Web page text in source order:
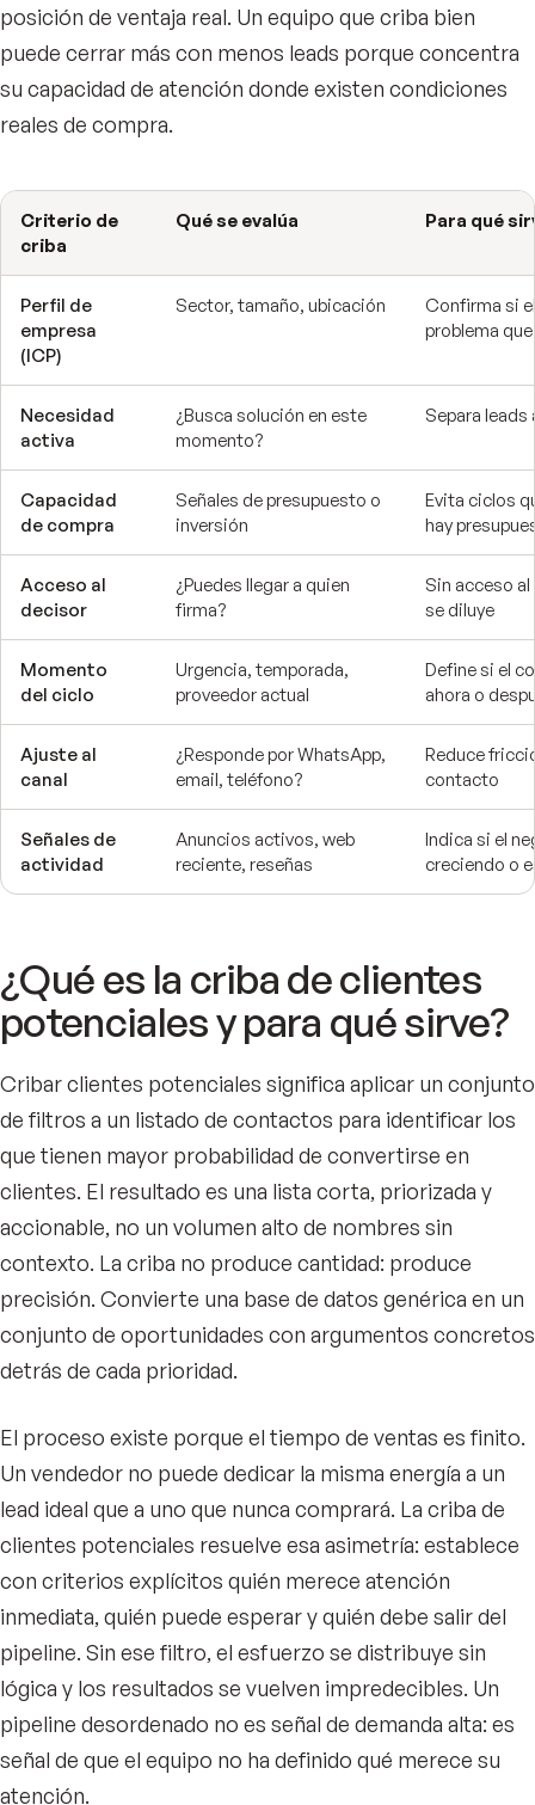
posición de ventaja real. Un equipo que criba bien
puede cerrar más con menos leads porque concentra
su capacidad de atención donde existen condiciones
reales de compra.
Criterio de
criba
Qué se evalúa Para qué
Perfil de
empresa
(ICP)
Sector, tamaño, ubicación
Confirma si
problema
Necesidad
activa
¿Busca solución en este
momento?
Separa
Capacidad
de compra
Señales de presupuesto o
inversión
Evita ciclos
hay
Acceso al
decisor
¿Puedes llegar a quien
firma?
Sin acceso
se diluye
Momento
del ciclo
Urgencia, temporada,
proveedor actual
Define si el
ahora o
Ajuste al
canal
¿Responde por WhatsApp,
email, teléfono?
Reduce
contacto
Señales de
actividad
Anuncios activos, web
reciente, reseñas
Indica si el
creciendo o
¿Qué es la criba de clientes
potenciales y para qué sirve?
Cribar clientes potenciales significa aplicar un conjunto
de filtros a un listado de contactos para identificar los
que tienen mayor probabilidad de convertirse en
clientes. El resultado es una lista corta, priorizada y
accionable, no un volumen alto de nombres sin
contexto. La criba no produce cantidad: produce
precisión. Convierte una base de datos genérica en un
conjunto de oportunidades con argumentos concretos
detrás de cada prioridad.
El proceso existe porque el tiempo de ventas es finito.
Un vendedor no puede dedicar la misma energía a un
lead ideal que a uno que nunca comprará. La criba de
clientes potenciales resuelve esa asimetría: establece
con criterios explícitos quién merece atención
inmediata, quién puede esperar y quién debe salir del
pipeline. Sin ese filtro, el esfuerzo se distribuye sin
lógica y los resultados se vuelven impredecibles. Un
pipeline desordenado no es señal de demanda alta: es
señal de que el equipo no ha definido qué merece su
atención.